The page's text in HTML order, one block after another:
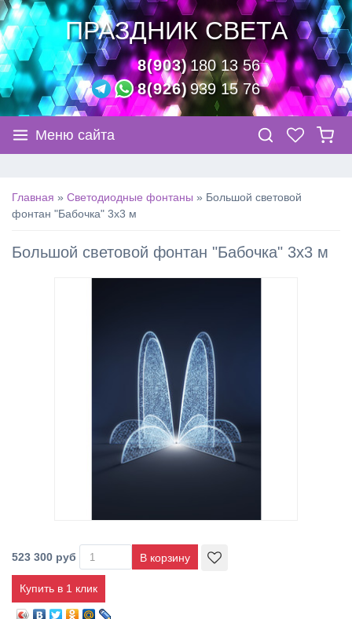
ПРАЗДНИК СВЕТА
8(903)180 13 56
8(926)939 15 76
Меню сайта
Главная » Светодиодные фонтаны » Большой световой
фонтан "Бабочка" 3х3 м
Большой световой фонтан "Бабочка" 3х3 м
523 300 руб
Купить в 1 клик